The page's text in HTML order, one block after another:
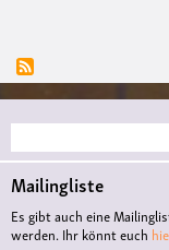
Suche
Mailingliste
Es gibt auch eine
werden. Ihr könnt euch